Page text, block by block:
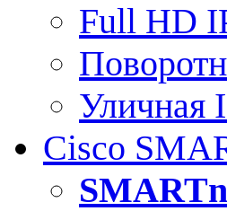
Full HD
Уличная
Cisco